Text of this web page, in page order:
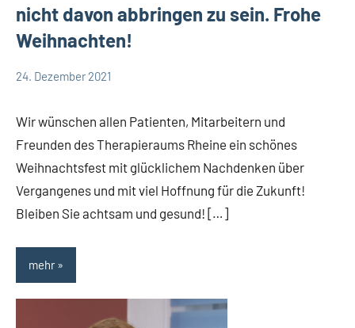
nicht davon abbringen zu sein. Frohe
Weihnachten!
24. Dezember 2021
Wir wünschen allen Patienten, Mitarbeitern und
Freunden des Therapieraums Rheine ein schönes
Weihnachtsfest mit glücklichem Nachdenken über
Vergangenes und mit viel Hoffnung für die Zukunft!
Bleiben Sie achtsam und gesund! […]
mehr